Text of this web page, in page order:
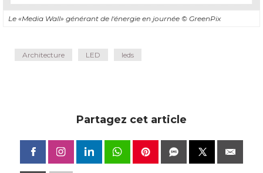
Le «Media Wall» générant de l'énergie en journée © GreenPix
Architecture LED leds
Partagez cet article